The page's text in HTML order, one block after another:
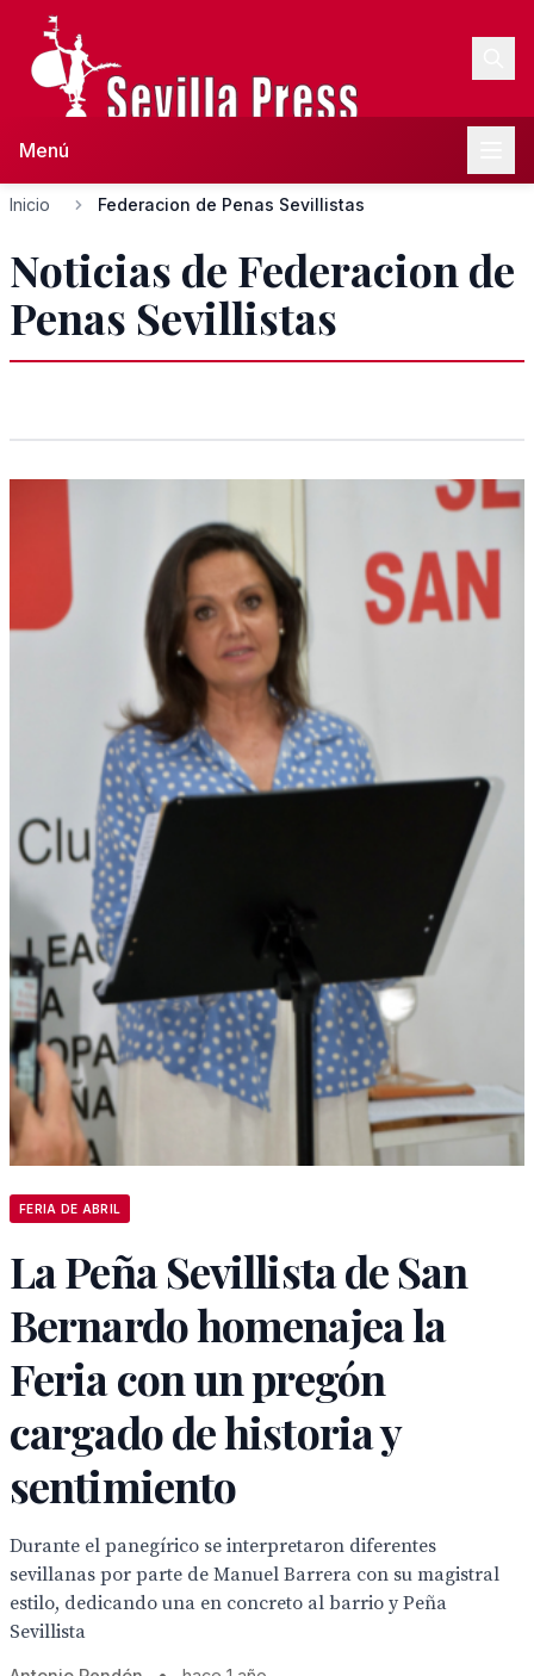
Menú
Inicio Federacion de Penas Sevillistas
Noticias de Federacion de
Penas Sevillistas
FERIA DE ABRIL
La Peña Sevillista de San
Bernardo homenajea la
Feria con un pregón
cargado de historia y
sentimiento
Durante el panegírico se interpretaron diferentes
sevillanas por parte de Manuel Barrera con su magistral
estilo, dedicando una en concreto al barrio y Peña
Sevillista